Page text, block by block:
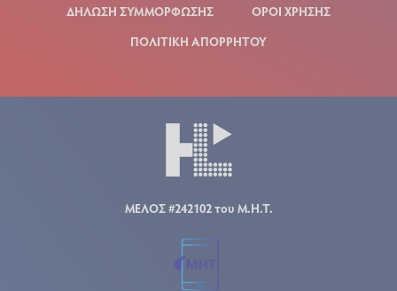
ΔΗΛΩΣΗ ΣΥΜΜΟΡΦΩΣΗΣ
ΟΡΟΙ ΧΡΗΣΗΣ
ΠΟΛΙΤΙΚΗ ΑΠΟΡΡΗΤΟΥ
ΜΕΛΟΣ #242102 του Μ.Η.Τ.